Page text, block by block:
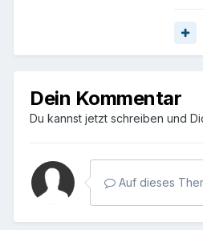
Dein Kommentar
Du kannst jetzt schreiben und
Auf dieses